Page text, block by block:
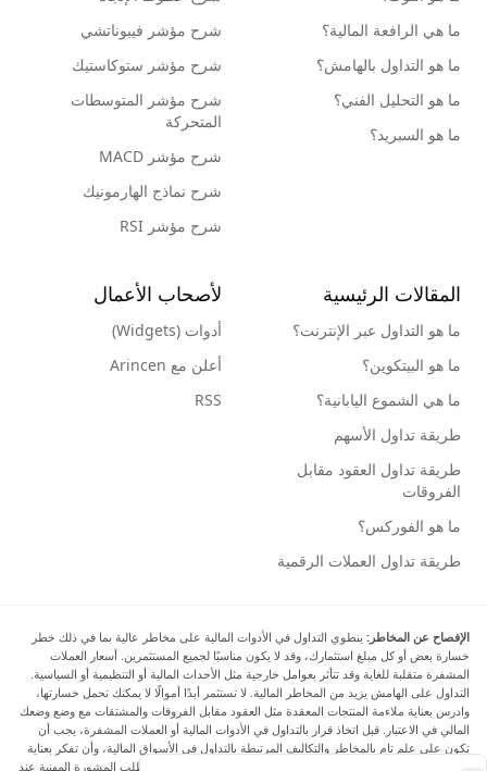
ما هي الرافعة المالية؟
ما هو التداول بالهامش؟
ما هو التحليل الفني؟
ما هو السبريد؟
شرح مؤشر فيبوناتشي
شرح مؤشر ستوكاستيك
شرح مؤشر المتوسطات
المتحركة
شرح مؤشر MACD
شرح نماذج الهارمونيك
شرح مؤشر RSI
المقالات الرئيسية
ما هو التداول عبر الإنترنت؟
ما هو البيتكوين؟
ما هي الشموع اليابانية؟
طريقة تداول الأسهم
طريقة تداول العقود مقابل
الفروقات
ما هو الفوركس؟
طريقة تداول العملات الرقمية
لأصحاب الأعمال
أدوات (Widgets)
أعلن مع Arincen
RSS
الإفصاح عن المخاطر: ينطوي التداول في الأدوات المالية على مخاطر عالية بما في ذلك خطر
خسارة بعض أو كل مبلغ استثمارك، وقد لا يكون مناسبًا لجميع المستثمرين. أسعار العملات
المشفرة متقلبة للغاية وقد تتأثر بعوامل خارجية مثل الأحداث المالية أو التنظيمية أو السياسية.
التداول على الهامش يزيد من المخاطر المالية. لا تستثمر أبدًا أموالًا لا يمكنك تحمل خسارتها،
وادرس بعناية ملاءمة المنتجات المعقدة مثل العقود مقابل الفروقات والمشتقات مع وضع وضعك
المالي في الاعتبار. قبل اتخاذ قرار بالتداول في الأدوات المالية أو العملات المشفرة، يجب أن
تكون على علم تام بالمخاطر والتكاليف المرتبطة بالتداول في الأسواق المالية، وأن تفكر بعناية
في أهدافك الاستثمارية ومستوى خبرتك ورغبتك في المخاطرة، وأن تطلب المشورة المهنية عند